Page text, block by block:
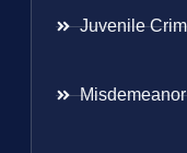
Juvenile